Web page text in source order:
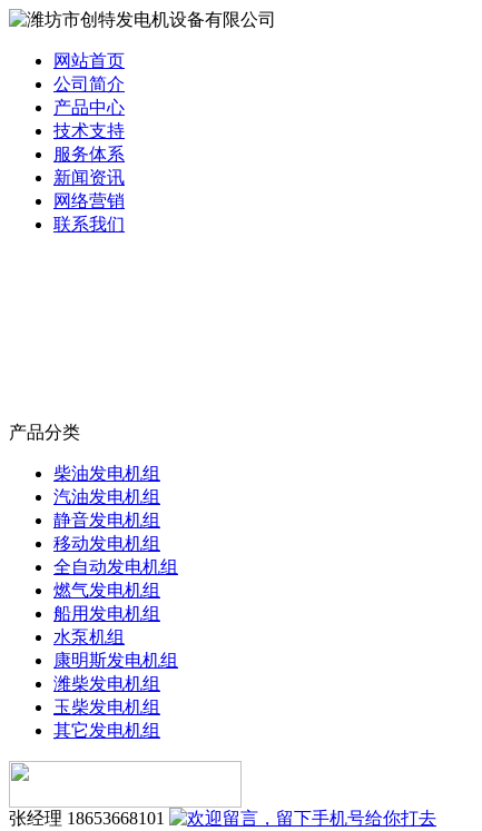
网站首页
公司简介
产品中心
技术支持
服务体系
新闻资讯
网络营销
联系我们
产品分类
柴油发电机组
汽油发电机组
静音发电机组
移动发电机组
全自动发电机组
燃气发电机组
船用发电机组
水泵机组
康明斯发电机组
潍柴发电机组
玉柴发电机组
其它发电机组
张经理 18653668101